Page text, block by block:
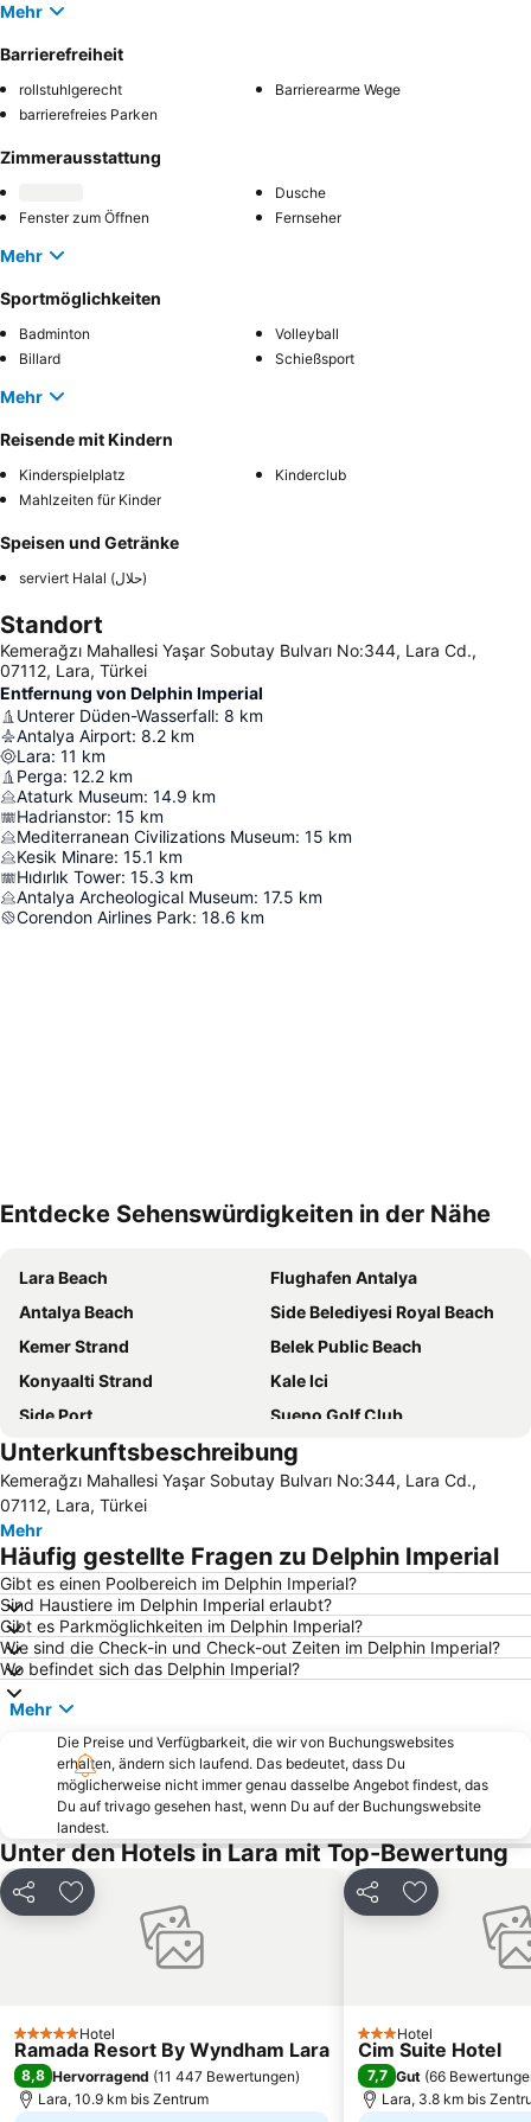
Mehr
Barrierefreiheit
rollstuhlgerecht
Barrierearme Wege
barrierefreies Parken
Zimmerausstattung
Dusche
Fenster zum Öffnen
Fernseher
Mehr
Sportmöglichkeiten
Badminton
Volleyball
Billard
Schießsport
Mehr
Reisende mit Kindern
Kinderspielplatz
Kinderclub
Mahlzeiten für Kinder
Speisen und Getränke
serviert Halal (حلال)
Standort
Kemerağzı Mahallesi Yaşar Sobutay Bulvarı No:344, Lara Cd.,
07112, Lara, Türkei
Entfernung von Delphin Imperial
Unterer Düden-Wasserfall: 8 km
Antalya Airport: 8.2 km
Lara: 11 km
Perga: 12.2 km
Ataturk Museum: 14.9 km
Hadrianstor: 15 km
Mediterranean Civilizations Museum: 15 km
Kesik Minare: 15.1 km
Hıdırlık Tower: 15.3 km
Antalya Archeological Museum: 17.5 km
Corendon Airlines Park: 18.6 km
Entdecke Sehenswürdigkeiten in der Nähe
Lara Beach
Flughafen Antalya
Antalya Beach
Side Belediyesi Royal Beach
Kemer Strand
Belek Public Beach
Konyaalti Strand
Kale Ici
Side Port
Sueno Golf Club
Cornelia Golf Club
Strand von Beldibi
Murat Paşa Moschee
Bogazkent
Lara Dido Beach
Kadriye Public Beach
Waterhill Park
Mermerli Beach
Side ancient places
Kaya Eagles Golf Club
Karaalioglu Park
Suna-Inan-Kirac Kaleici Museum
Kemer Merkez Batı Public Beach
Kesme-Schlucht
Moonlight
Sammy
Carya Golf Club
Gazipasa Ogretmenevi Beach
Tekeli Mehmet Paşa Moschee
Antalya Aquarium
Akdeniz University Faculty of Medicine
Olympos
Unterkunftsbeschreibung
Kemerağzı Mahallesi Yaşar Sobutay Bulvarı No:344, Lara Cd.,
07112, Lara, Türkei
Mehr
Häufig gestellte Fragen zu Delphin Imperial
Gibt es einen Poolbereich im Delphin Imperial?
Sind Haustiere im Delphin Imperial erlaubt?
Gibt es Parkmöglichkeiten im Delphin Imperial?
Wie sind die Check-in und Check-out Zeiten im Delphin Imperial?
Wo befindet sich das Delphin Imperial?
Mehr
Die Preise und Verfügbarkeit, die wir von Buchungswebsites
erhalten, ändern sich laufend. Das bedeutet, dass Du
möglicherweise nicht immer genau dasselbe Angebot findest, das
Du auf trivago gesehen hast, wenn Du auf der Buchungswebsite
landest.
Unter den Hotels in Lara mit Top-Bewertung
Teilen Zu Favoriten hinzufügen
5 SterneHotel
Ramada Resort By Wyndham Lara
8,8 Hervorragend (11 447 Bewertungen)
Lara, 10.9 km bis Zentrum
Teilen Zu
3 Sterne
Hotel
Cim Suite Hotel
7,7 Gut (66
Lara, 3.8 km bis